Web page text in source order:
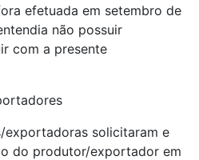
efetuada em setembro de
não possuir
com a presente
exportadoras solicitaram e
do produtor/exportador em